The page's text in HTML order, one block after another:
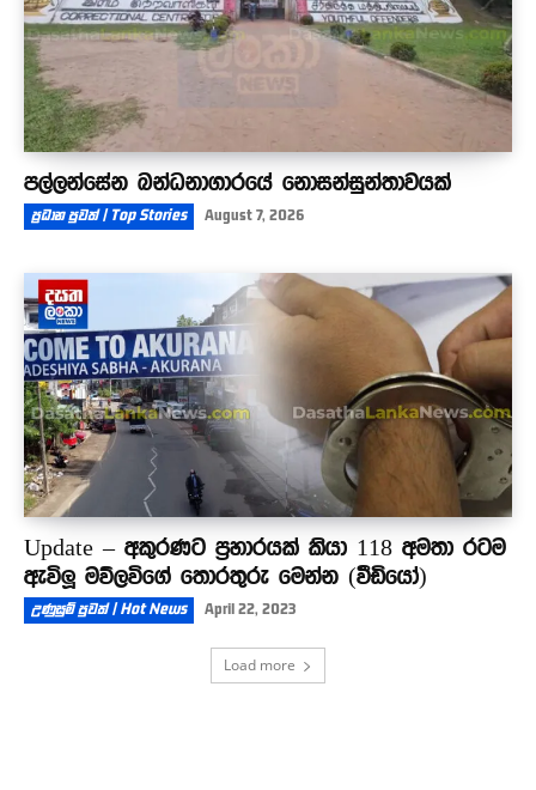
පල්ලන්සේන බන්ධනාගාරයේ නොසන්සුන්තාවයක්
ප්‍රධාන පුවත් | Top Stories August 7, 2026
Update – අකුරණට ප්‍රහාරයක් කියා 118 අමතා රටම
ඇවිලූ මව්ලවිගේ තොරතුරු මෙන්න (වීඩියෝ)
උණුසුම් පුවත් | Hot News April 22, 2023
Load more